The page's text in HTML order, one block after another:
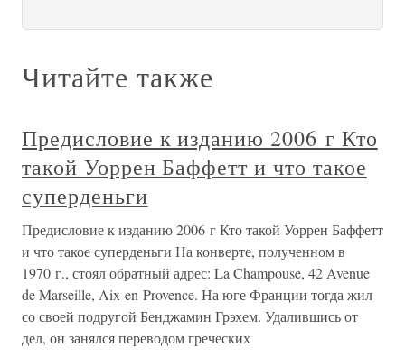
Читайте также
Предисловие к изданию 2006 г Кто
такой Уоррен Баффетт и что такое
суперденьги
Предисловие к изданию 2006 г Кто такой Уоррен Баффетт
и что такое суперденьги На конверте, полученном в
1970 г., стоял обратный адрес: La Champouse, 42 Avenue
de Marseille, Aix-en-Provence. На юге Франции тогда жил
со своей подругой Бенджамин Грэхем. Удалившись от
дел, он занялся переводом греческих